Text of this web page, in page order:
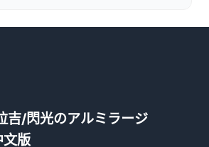
吉/閃光のアルミラージ
文版